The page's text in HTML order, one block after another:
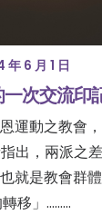
年 6 月 1 日
次交流印
運動之教會
出，兩派之
就是教會群
移」......…